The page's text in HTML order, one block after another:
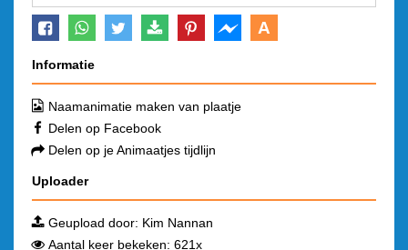
A
Informatie
Naamanimatie maken van plaatje
Delen op Facebook
Delen op je Animaatjes tijdlijn
Uploader
Geupload door: Kim Nannan
Aantal keer bekeken: 621x